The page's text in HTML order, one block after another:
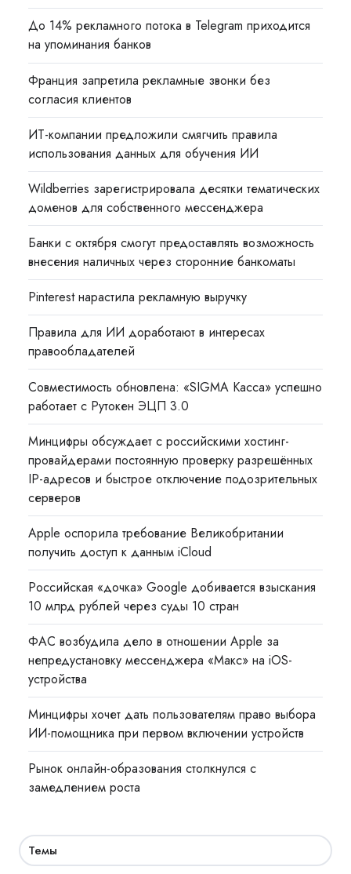
До 14% рекламного потока в Telegram приходится
на упоминания банков
Франция запретила рекламные звонки без
согласия клиентов
ИТ-компании предложили смягчить правила
использования данных для обучения ИИ
Wildberries зарегистрировала десятки тематических
доменов для собственного мессенджера
Банки с октября смогут предоставлять возможность
внесения наличных через сторонние банкоматы
Pinterest нарастила рекламную выручку
Правила для ИИ доработают в интересах
правообладателей
Совместимость обновлена: «SIGMA Касса» успешно
работает с Рутокен ЭЦП 3.0
Минцифры обсуждает с российскими хостинг-
провайдерами постоянную проверку разрешённых
IP-адресов и быстрое отключение подозрительных
серверов
Apple оспорила требование Великобритании
получить доступ к данным iCloud
Российская «дочка» Google добивается взыскания
10 млрд рублей через суды 10 стран
ФАС возбудила дело в отношении Apple за
непредустановку мессенджера «Макс» на iOS-
устройства
Минцифры хочет дать пользователям право выбора
ИИ-помощника при первом включении устройств
Рынок онлайн-образования столкнулся с
замедлением роста
Темы